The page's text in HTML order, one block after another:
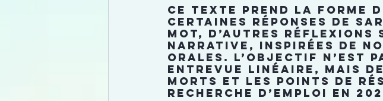
Ce texte prend la forme
certaines réponses de
mot, d’autres réflexions
narrative, inspirées de
orales. L’objectif n’est
entrevue linéaire, mais
morts et les points de
recherche d’emploi en